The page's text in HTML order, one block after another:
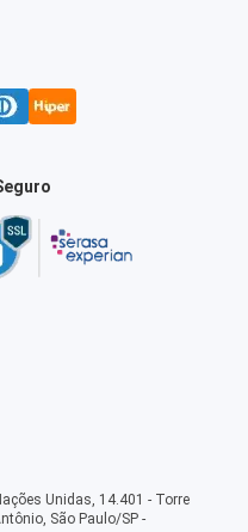
Unidas, 14.401 - Torre
São Paulo/SP -